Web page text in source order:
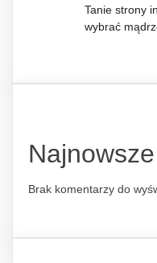
Tanie strony
wybrać
Brak komentarzy do